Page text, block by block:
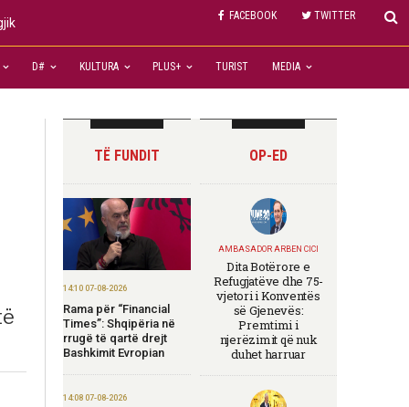
FACEBOOK TWITTER
D# KULTURA PLUS+ TURIST MEDIA
TË FUNDIT
14:10 07-08-2026
Rama për “Financial
Times”: Shqipëria në
rrugë të qartë drejt
Bashkimit Evropian
14:08 07-08-2026
OP-ED
AMBASADOR ARBEN CICI
Dita Botërore e
Refugjatëve dhe 75-
vjetori i Konventës
së Gjenevës:
Premtimi i
njerëzimit që nuk
duhet harruar